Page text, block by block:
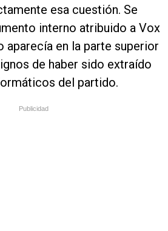
esa cuestión. Se
interno atribuido a Vox
aparecía en la parte superior
de haber sido extraído
del partido.
Publicidad